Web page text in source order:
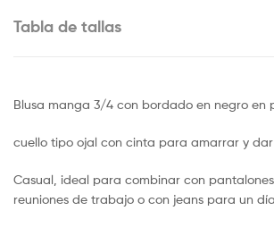
Tabla de tallas
Blusa manga 3/4 con bordado en negro en
cuello tipo ojal con cinta para amarrar y
Casual, ideal para combinar con
reuniones de trabajo o con jeans para un